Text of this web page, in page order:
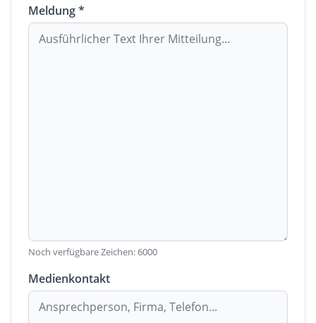
Meldung *
Noch verfügbare Zeichen:6000
Medienkontakt